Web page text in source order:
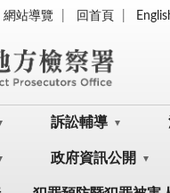
網站導覽 回首頁
訴訟輔導
政府資訊公開